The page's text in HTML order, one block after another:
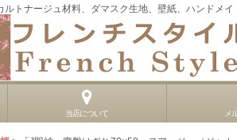
ルトナージュ材料、ダマスク生地、壁紙、ハンドメ
当店について メ